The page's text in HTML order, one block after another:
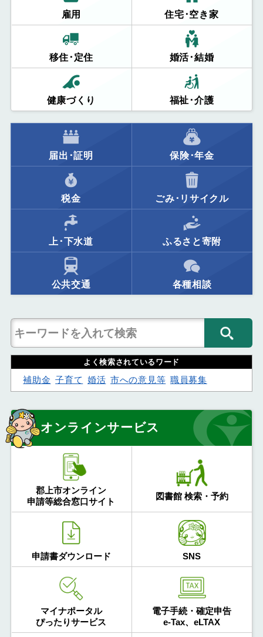
雇用 住宅･空き家
移住･定住 婚活･結婚
健康づくり 福祉･介護
届出･証明 保険･年金
税金 ごみ･リサイクル
上･下水道 ふるさと寄附
公共交通 各種相談
よく検索されているワード
補助金 子育て 婚活 市への意見等 職員募集
オンラインサービス
郡上市オンライン
申請等総合窓口サイト
図書館 検索・予約
申請書ダウンロード SNS
マイナポータル
ぴったりサービス
電子手続・確定申告
e-Tax、eLTAX